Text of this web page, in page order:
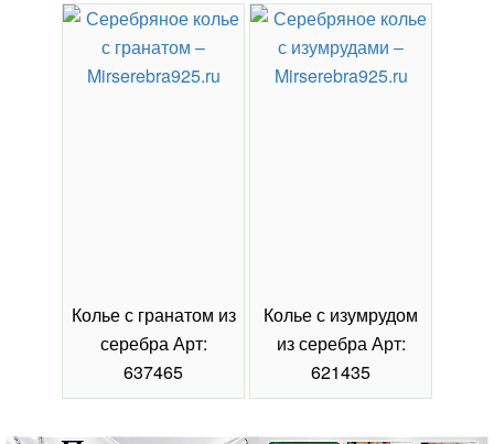
Колье с гранатом из
серебра Арт:
637465
Колье с изумрудом
из серебра Арт:
621435